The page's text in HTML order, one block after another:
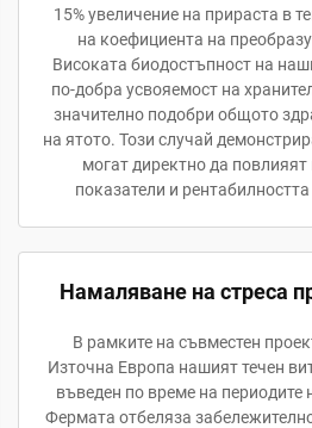
15% увеличение на прираста в
на коефициента на
Високата биодостъпност на
по-добра усвояемост на
значително подобри общото
на ятото. Този случай
могат директно да
показатели и
Намаляване на стреса
В рамките на съвместен
Източна Европа нашият течен
въведен по време на периодите
Фермата отбеляза